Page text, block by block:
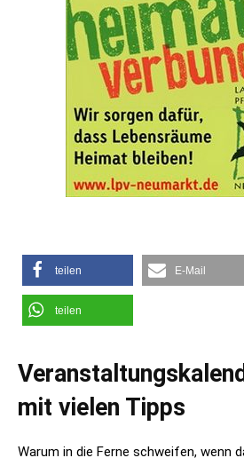
teilen E-Mail
teilen
mit vielen Tipps
Warum in die Ferne schweifen, wenn